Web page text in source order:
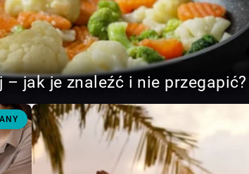
jak je znaleźć i nie przegapić?